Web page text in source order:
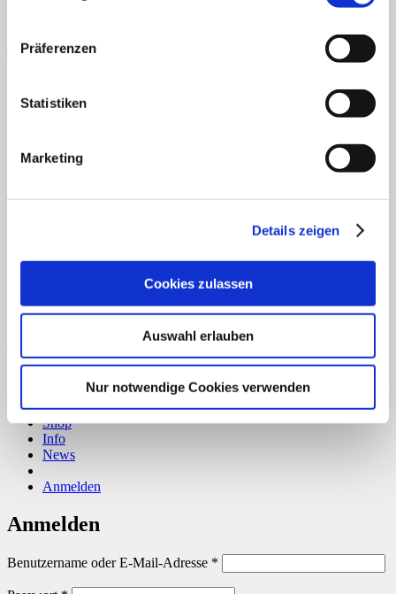
Präferenzen
Statistiken
Marketing
Details zeigen
Cookies zulassen
Auswahl erlauben
Nur notwendige Cookies verwenden
CLOUDROCKER
Vertrag widerrufen
Über uns
Shop
Info
News
Anmelden
Anmelden
Benutzername oder E-Mail-Adresse *